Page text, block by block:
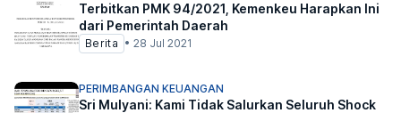
Terbitkan PMK 94/2021, Kemenkeu Harapkan Ini
dari Pemerintah Daerah
Berita • 28 Jul 2021
PERIMBANGAN KEUANGAN
Sri Mulyani: Kami Tidak Salurkan Seluruh Shock